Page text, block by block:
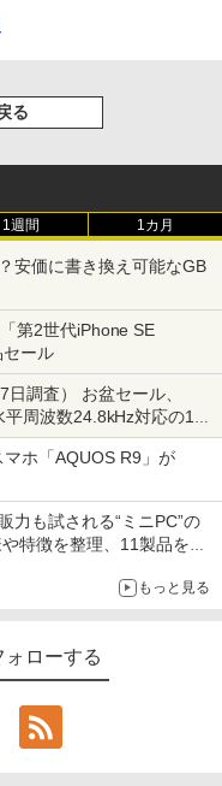
る
1週間 1カ月
安価に書き換え可能なGB
第2世代iPhone SE
ール
調査） お盆セール、
周波数24.8kHz対応の17
セール ほか
ホ「AQUOS R9」が
力も試される“ミニPC”の
特徴を整理、11製品をピ
もっと見る
ローする